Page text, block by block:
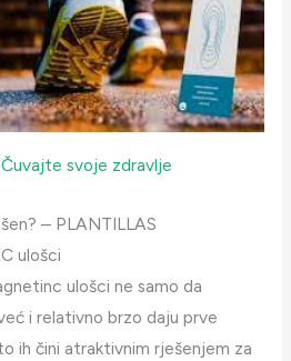
Čuvajte svoje zdravlje
– PLANTILLAS
ulošci
ulošci ne samo da
i relativno brzo daju prve
ih čini atraktivnim rješenjem za